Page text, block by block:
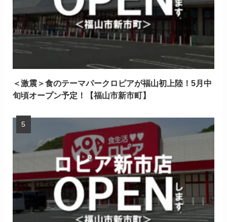
＜激震＞食のテーマパークロピアが福山初上陸！5月中
旬頃オープン予定！【福山市新市町】